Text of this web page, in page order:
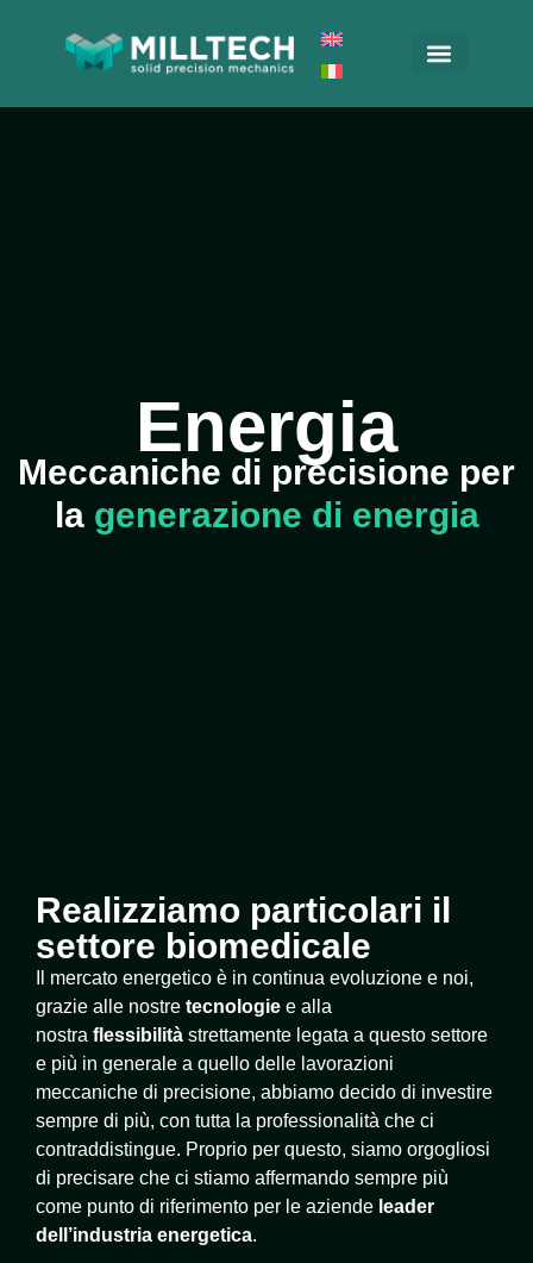
Energia
Meccaniche di precisione per
la generazione di energia
Realizziamo particolari il
settore biomedicale
Il mercato energetico è in continua evoluzione e noi,
grazie alle nostre tecnologie e alla
nostra flessibilità strettamente legata a questo settore
e più in generale a quello delle lavorazioni
meccaniche di precisione, abbiamo decido di investire
sempre di più, con tutta la professionalità che ci
contraddistingue. Proprio per questo, siamo orgogliosi
di precisare che ci stiamo affermando sempre più
come punto di riferimento per le aziende leader
dell’industria energetica.